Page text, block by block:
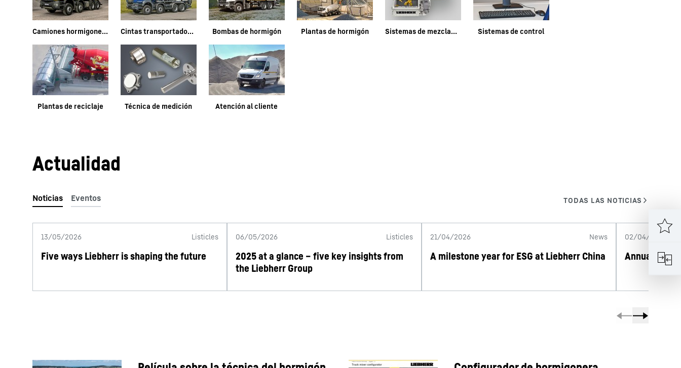
Camiones hormigonera Cintas transportadoras Bombas de hormigón Plantas de hormigón Sistemas de mezcladoras Sistemas de control
Plantas de reciclaje Técnica de medición Atención al cliente
Actualidad
13/05/2026 Listicles
Five ways Liebherr is shaping the future
06/05/2026 Listicles
2025 at a glance – five key insights from
the Liebherr Group
21/04/2026 News
A milestone year for ESG at Liebherr China
02/04/2026
Annual